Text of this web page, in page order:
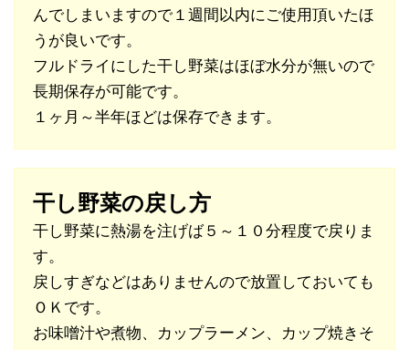
んでしまいますので１週間以内にご使用頂いたほ
うが良いです。
フルドライにした干し野菜はほぼ水分が無いので
長期保存が可能です。
１ヶ月～半年ほどは保存できます。
干し野菜の戻し方
干し野菜に熱湯を注げば５～１０分程度で戻りま
す。
戻しすぎなどはありませんので放置しておいても
ＯＫです。
お味噌汁や煮物、カップラーメン、カップ焼きそ